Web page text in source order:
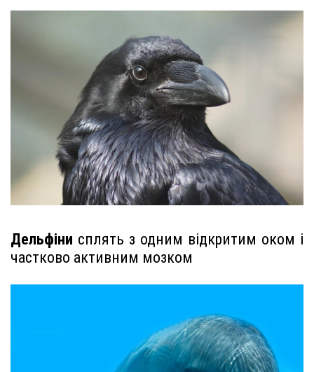
Дельфіни сплять з одним відкритим оком і
частково активним мозком